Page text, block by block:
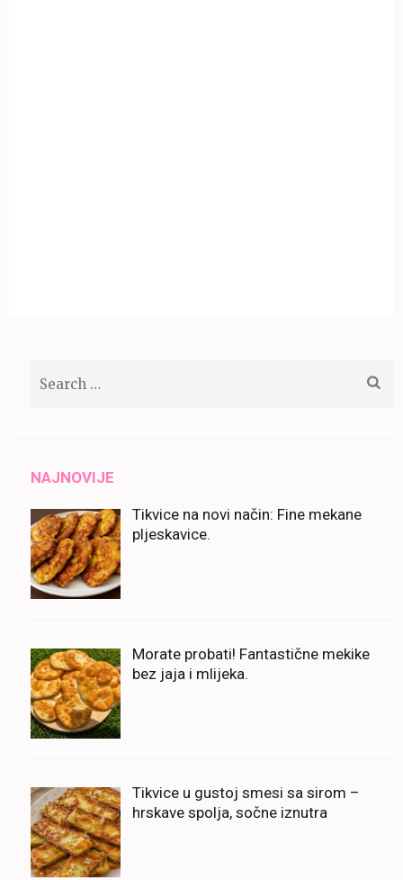
NAJNOVIJE
Tikvice na novi način: Fine mekane
pljeskavice.
Morate probati! Fantastične mekike
bez jaja i mlijeka.
Tikvice u gustoj smesi sa sirom –
hrskave spolja, sočne iznutra